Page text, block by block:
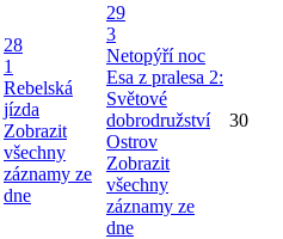
28
1
Rebelská
jízda
Zobrazit
všechny
záznamy ze
dne
29
3
Netopýří noc
Esa z pralesa 2:
Světové
dobrodružství
Ostrov
Zobrazit
všechny
záznamy ze
dne
30